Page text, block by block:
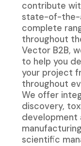
contribute
state-of-the-
complete
throughout
Vector B2B,
to help you
your project
throughout
We offer
discovery,
scientific